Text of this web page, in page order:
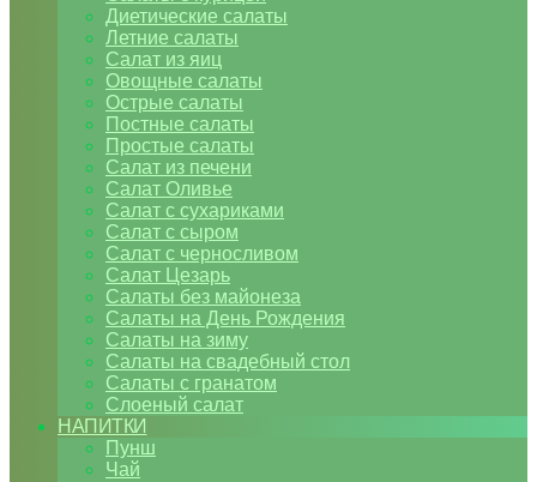
Диетические салаты
Летние салаты
Салат из яиц
Овощные салаты
Острые салаты
Постные салаты
Простые салаты
Салат из печени
Салат Оливье
Салат с сухариками
Салат с сыром
Салат с черносливом
Салат Цезарь
Салаты без майонеза
Салаты на День Рождения
Салаты на зиму
Салаты на свадебный стол
Салаты с гранатом
Слоеный салат
НАПИТКИ
Пунш
Чай